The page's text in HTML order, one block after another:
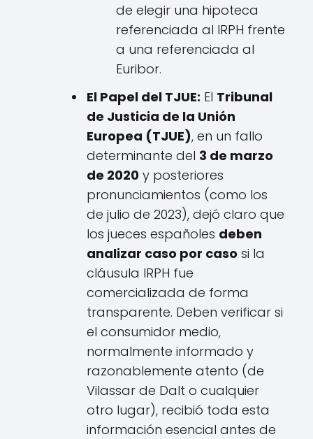
de elegir una hipoteca
referenciada al IRPH frente
a una referenciada al
Euribor.
El Papel del TJUE: El Tribunal
de Justicia de la Unión
Europea (TJUE), en un fallo
determinante del 3 de marzo
de 2020 y posteriores
pronunciamientos (como los
de julio de 2023), dejó claro que
los jueces españoles deben
analizar caso por caso si la
cláusula IRPH fue
comercializada de forma
transparente. Deben verificar si
el consumidor medio,
normalmente informado y
razonablemente atento (de
Vilassar de Dalt o cualquier
otro lugar), recibió toda esta
información esencial antes de